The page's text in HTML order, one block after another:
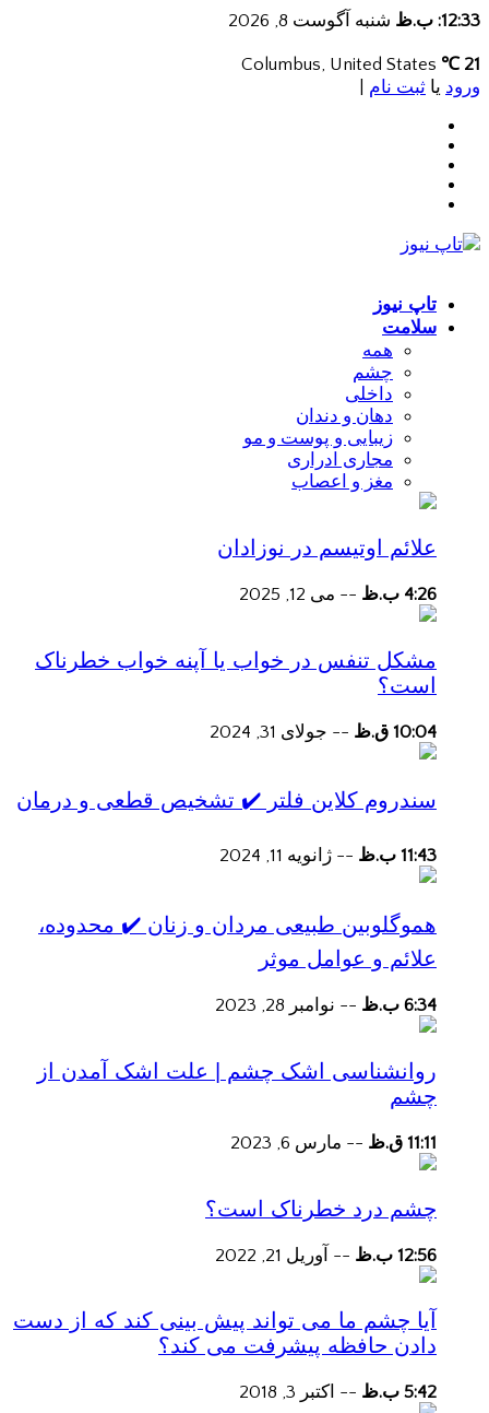
12:33: ب.ظ شنبه آگوست 8, 2026
21 ℃
ورود یا ثبت نام
تاپ نیوز
سلامت
همه
چشم
داخلی
دهان و دندان
زیبایی و پوست و مو
مجاری ادراری
مغز و اعصاب
علائم اوتیسم در نوزادان
4:26 ب.ظ -- می 12, 2025
مشکل تنفس در خواب یا آپنه خواب خطرناک
است؟
10:04 ق.ظ -- جولای 31, 2024
سندروم کلاین فلتر ✔️ تشخیص قطعی و درمان
11:43 ب.ظ -- ژانویه 11, 2024
هموگلوبین طبیعی مردان و زنان ✔️ محدوده،
علائم و عوامل موثر
6:34 ب.ظ -- نوامبر 28, 2023
روانشناسی اشک چشم | علت اشک آمدن از
چشم
11:11 ق.ظ -- مارس 6, 2023
چشم درد خطرناک است؟
12:56 ب.ظ -- آوریل 21, 2022
آیا چشم ما می تواند پیش بینی کند که از دست
دادن حافظه پیشرفت می کند؟
5:42 ب.ظ -- اکتبر 3, 2018